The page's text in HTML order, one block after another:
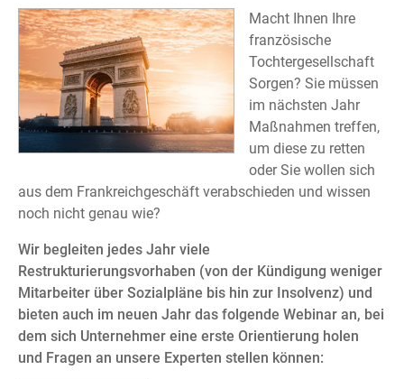
Macht Ihnen Ihre
französische
Tochtergesellschaft
Sorgen? Sie müssen
im nächsten Jahr
Maßnahmen treffen,
um diese zu retten
oder Sie wollen sich
aus dem Frankreichgeschäft verabschieden und wissen
noch nicht genau wie?
Wir begleiten jedes Jahr viele
Restrukturierungsvorhaben (von der Kündigung weniger
Mitarbeiter über Sozialpläne bis hin zur Insolvenz) und
bieten auch im neuen Jahr das folgende Webinar an, bei
dem sich Unternehmer eine erste Orientierung holen
und Fragen an unsere Experten stellen können: